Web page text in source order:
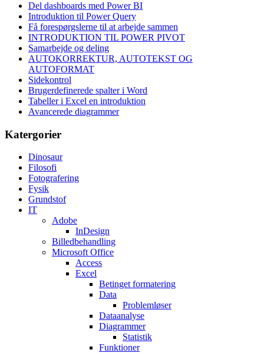
Del dashboards med Power BI
Introduktion til Power Query
Få forespørgslerne til at arbejde sammen
INTRODUKTION TIL POWER PIVOT
Samarbejde og deling
AUTOKORREKTUR, AUTOTEKST OG
AUTOFORMAT
Sidekontrol
Brugerdefinerede spalter i Word
Tabeller i Excel en introduktion
Avancerede diagrammer
Katergorier
Dinosaur
Filosofi
Fotografering
Fysik
Grundstof
IT
Adobe
InDesign
Billedbehandling
Microsoft Office
Access
Excel
Betinget formatering
Data
Problemløser
Dataanalyse
Diagrammer
Statistik
Funktioner